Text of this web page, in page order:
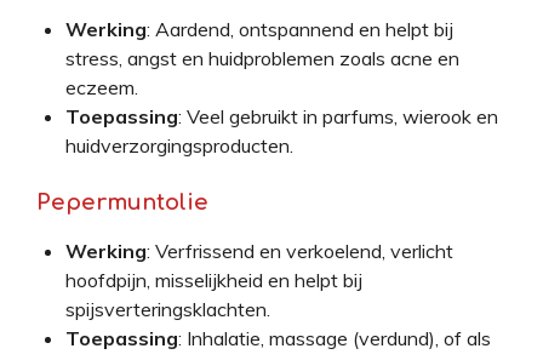
Werking: Aardend, ontspannend en helpt bij
stress, angst en huidproblemen zoals acne en
eczeem.
Toepassing: Veel gebruikt in parfums, wierook en
huidverzorgingsproducten.
Pepermuntolie
Werking: Verfrissend en verkoelend, verlicht
hoofdpijn, misselijkheid en helpt bij
spijsverteringsklachten.
Toepassing: Inhalatie, massage (verdund), of als